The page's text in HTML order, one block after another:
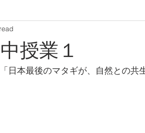
授業１
日本最後のマタギが、自然との共